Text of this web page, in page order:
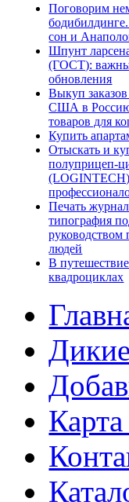
Поговорим
сон и
Шпунт
(ГОСТ):
обновления
Выкуп
США в
товаров для
Купить
Отыскать и
полуприцеп-
Печать
типография
руководством
людей
В
квадроциклах
Карта